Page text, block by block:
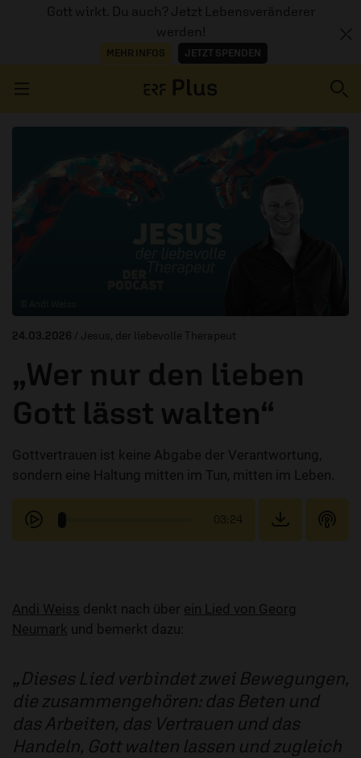
Gott wirkt. Du auch? Jetzt Lebensveränderer
werden!
MEHR INFOS JETZT SPENDEN
ERZÄHL MAL
AUDIOTHEK
24.03.2026 / Jesus, der liebevolle Therapeut
„Wer nur den lieben
Gott lässt walten“
Gottvertrauen ist keine Abgabe der Verantwortung,
sondern eine Haltung mitten im Tun, mitten im Leben.
03:24
Andi Weiss denkt nach über ein Lied von Georg
Neumark und bemerkt dazu:
Dieses Lied verbindet zwei Bewegungen,
die zusammengehören: das Beten und
das Arbeiten, das Vertrauen und das
Handeln, Gott walten lassen und zugleich